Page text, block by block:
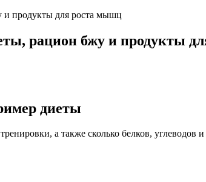
продукты для роста мышц
рацион бжу и продукты
диеты
а также сколько белков,